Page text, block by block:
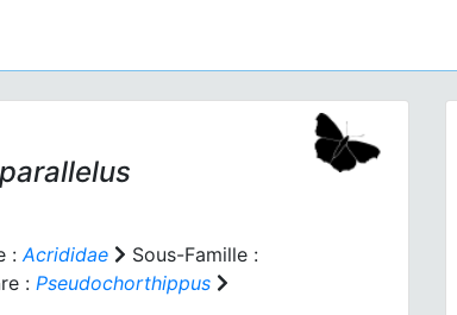
:Acrididae
Sous-Famille :
: Pseudochorthippus